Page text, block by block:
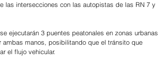
las intersecciones con las autopistas de las RN 7 y
ejecutarán 3 puentes peatonales en zonas urbanas
manos, posibilitando que el tránsito que
el flujo vehicular.